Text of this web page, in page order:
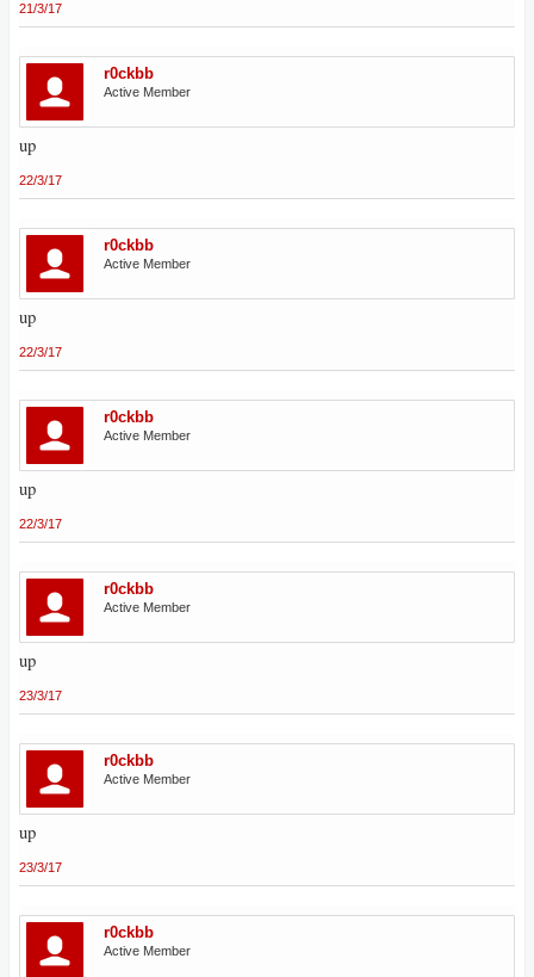
21/3/17
r0ckbb
Active Member
up
22/3/17
r0ckbb
Active Member
up
22/3/17
r0ckbb
Active Member
up
22/3/17
r0ckbb
Active Member
up
23/3/17
r0ckbb
Active Member
up
23/3/17
r0ckbb
Active Member